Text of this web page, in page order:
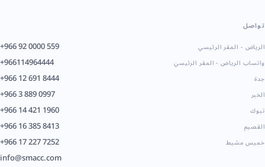
تواصل
+966 92 0000 559 الرياض - المقر الرئيسي
+966114964444 واتساب الرياض - المقر الرئيسي
+966 12 691 8444 جدة
+966 3 889 0997 الخبر
+966 14 421 1960 تبوك
+966 16 385 8413 القصيم
+966 17 227 7252 خميس مشيط
info@smacc.com